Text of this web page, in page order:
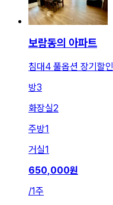
보람동의 아파트
침대4 풀옵션 장기할인
방3
화장실2
주방1
거실1
650,000원
/1주